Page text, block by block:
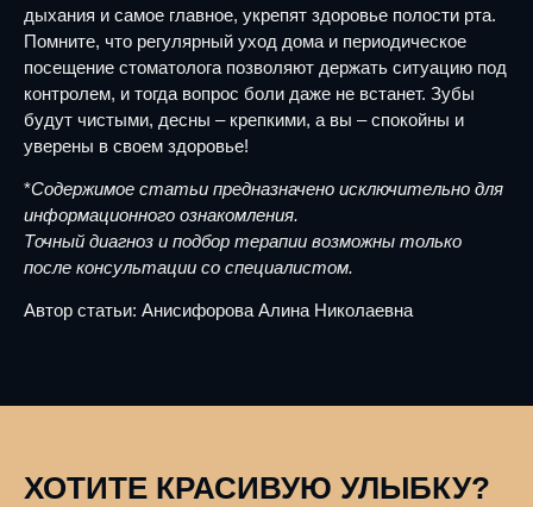
дыхания и самое главное, укрепят здоровье полости рта.
Помните, что регулярный уход дома и периодическое
посещение стоматолога позволяют держать ситуацию под
контролем, и тогда вопрос боли даже не встанет. Зубы
будут чистыми, десны – крепкими, а вы – спокойны и
уверены в своем здоровье!
*Содержимое статьи предназначено исключительно для
информационного ознакомления.
Точный диагноз и подбор терапии возможны только
после консультации со специалистом.
Автор статьи: Анисифорова Алина Николаевна
ХОТИТЕ КРАСИВУЮ УЛЫБКУ?